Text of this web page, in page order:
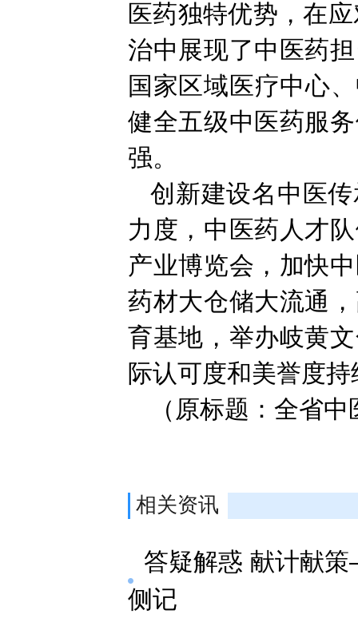
医药独特优势，在
治中展现了中医药
国家区域医疗中心
健全五级中医药服
强。
创新建设名中医
力度，中医药人才
产业博览会，加快
药材大仓储大流通
育基地，举办岐黄
际认可度和美誉度
（原标题：全省
相关资讯
答疑解惑 献计献
侧记